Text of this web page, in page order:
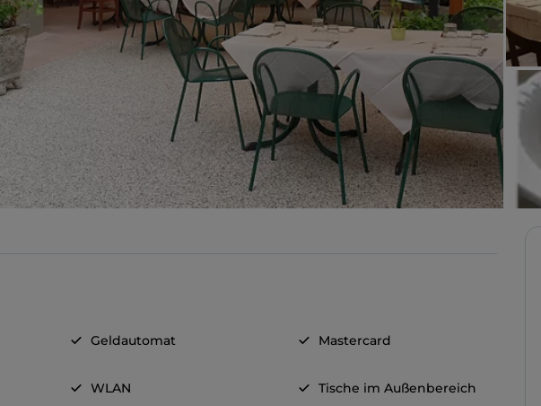
Geldautomat Mastercard
WLAN Tische im Außenbereich